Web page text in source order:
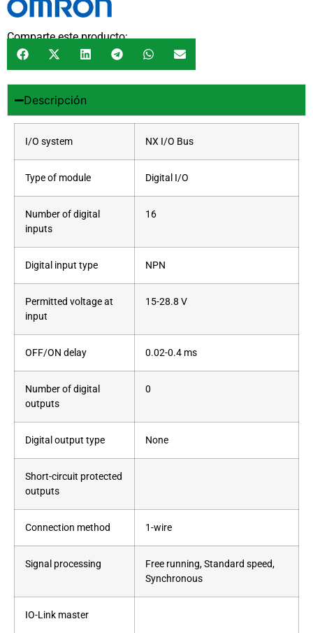
Comparte este producto:
Descripción
I/O system NX I/O Bus
Type of module Digital I/O
Number of digital
inputs
16
Digital input type NPN
Permitted voltage at
input
15-28.8 V
OFF/ON delay 0.02-0.4 ms
Number of digital
outputs
0
Digital output type None
Short-circuit protected
outputs
Connection method 1-wire
Signal processing
Free running, Standard speed,
Synchronous
IO-Link master